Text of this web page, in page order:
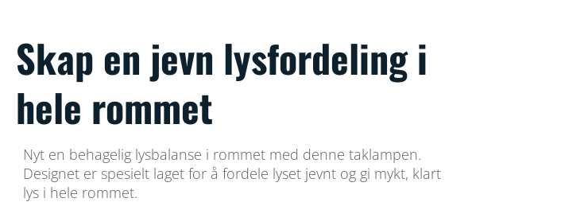
Skap en jevn lysfordeling i
hele rommet
Nyt en behagelig lysbalanse i rommet med denne taklampen.
Designet er spesielt laget for å fordele lyset jevnt og gi mykt, klart
lys i hele rommet.